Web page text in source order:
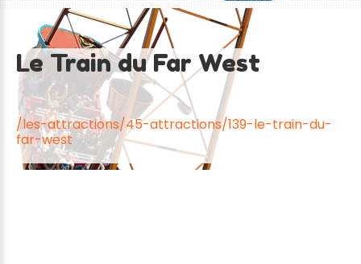
Le Train du Far West
/les-attractions/45-attractions/139-le-train-du-
far-west